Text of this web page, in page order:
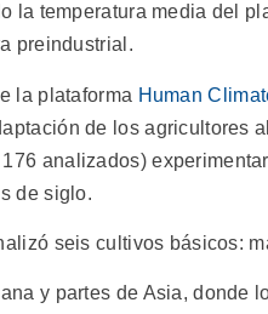
la temperatura media del
preindustrial.
la plataforma Human
de los agricultores
analizados)
de siglo.
seis cultivos básicos:
y partes de Asia, donde